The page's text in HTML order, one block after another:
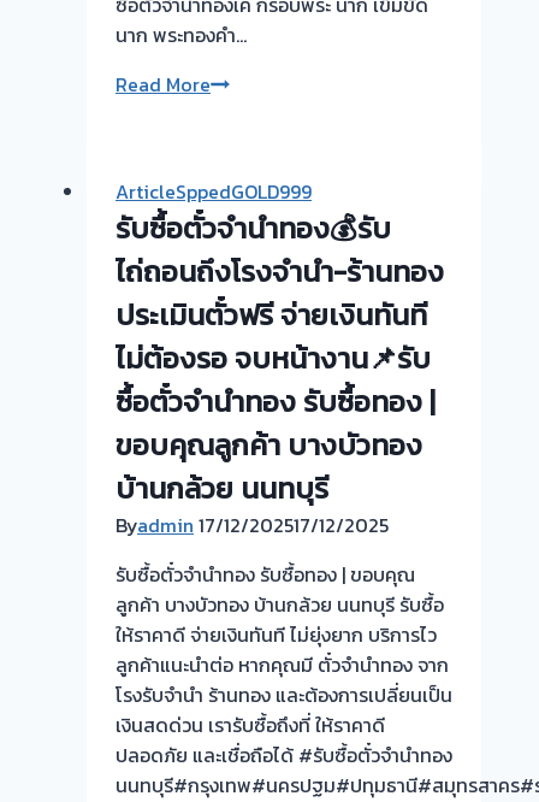
นาก พระทองคำ…
Read Moreรับ
ทอง
ยินดี
บริการ
รับ
ไถ่ถอน
ถึง
โรง
จำนำ
ร้าน
ทอง
ประเมิน
หน้า
ตั๋ว
ฟรี
จ่าย
สด
ทันที
ไม่
ต้อง
รอ
ArticleSppedGOLD999
รับซื้อตั๋วจำนำทอง💰รับ
ไถ่ถอนถึงโรงจำนำ-ร้านทอง
ประเมินตั๋วฟรี จ่ายเงินทันที
ไม่ต้องรอ จบหน้างาน📌รับ
ซื้อตั๋วจำนำทอง รับซื้อทอง |
ขอบคุณลูกค้า บางบัวทอง
บ้านกล้วย นนทบุรี
Byadmin 17/12/202517/12/2025
รับซื้อตั๋วจำนำทอง รับซื้อทอง | ขอบคุณ
ลูกค้า บางบัวทอง บ้านกล้วย นนทบุรี รับซื้อ
ให้ราคาดี จ่ายเงินทันที ไม่ยุ่งยาก บริการไว
ลูกค้าแนะนำต่อ หากคุณมี ตั๋วจำนำทอง จาก
โรงรับจำนำ ร้านทอง และต้องการเปลี่ยนเป็น
เงินสดด่วน เรารับซื้อถึงที่ ให้ราคาดี
ปลอดภัย และเชื่อถือได้ #รับซื้อตั๋วจำนำทอง
นนทบุรี#กรุงเทพ#นครปฐม#ปทุมธานี#สมุทรสาคร#